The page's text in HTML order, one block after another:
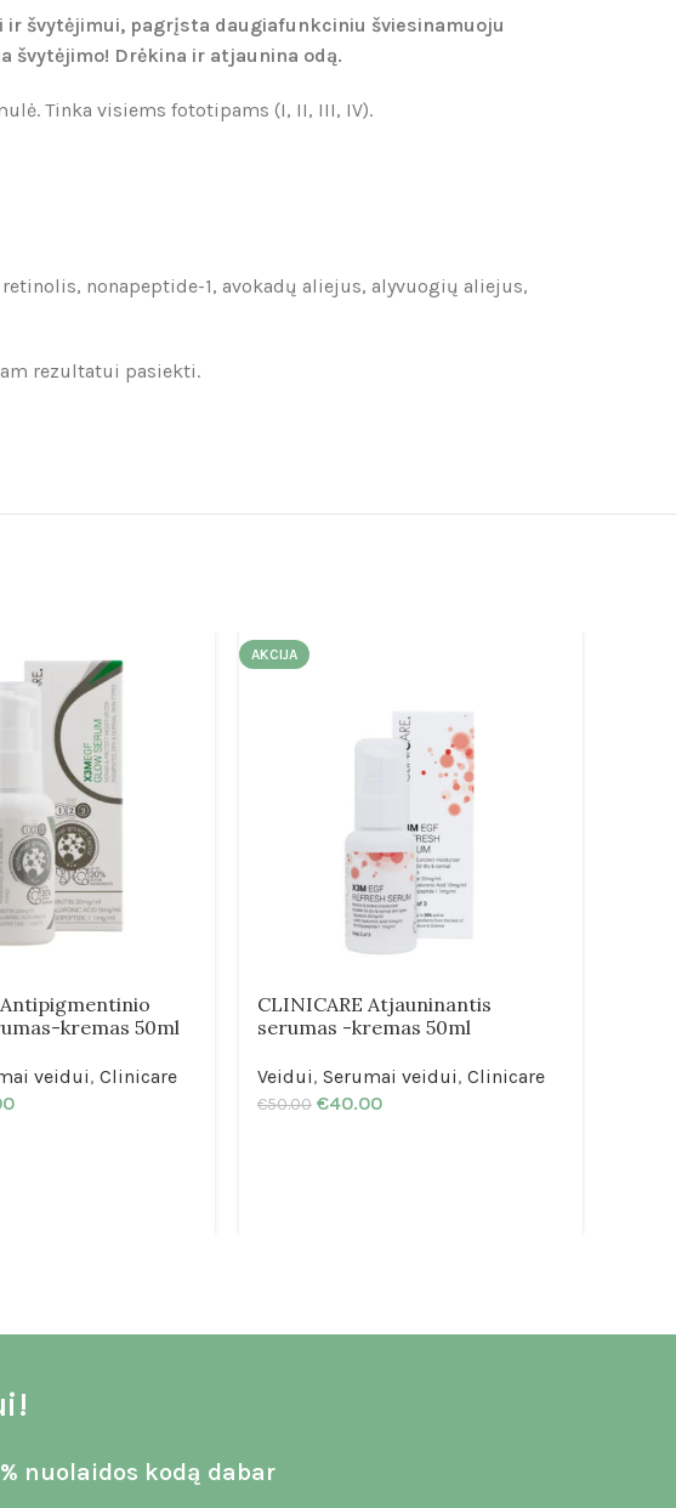
ir švytėjimui, pagrįsta daugiafunkciniu šviesinamuoju
Drėkina ir atjaunina odą.
Tinka visiems fototipams (I, II, III, IV).
nonapeptide-1, avokadų aliejus, alyvuogių aliejus,
rezultatui pasiekti.
Antipigmentinio
kremas 50ml
veidui,Clinicare
AKCIJA
CLINICARE Atjauninantis
serumas -kremas 50ml
Veidui, Serumai veidui, Clinicare
€50.00 €40.00
nuolaidos kodą dabar